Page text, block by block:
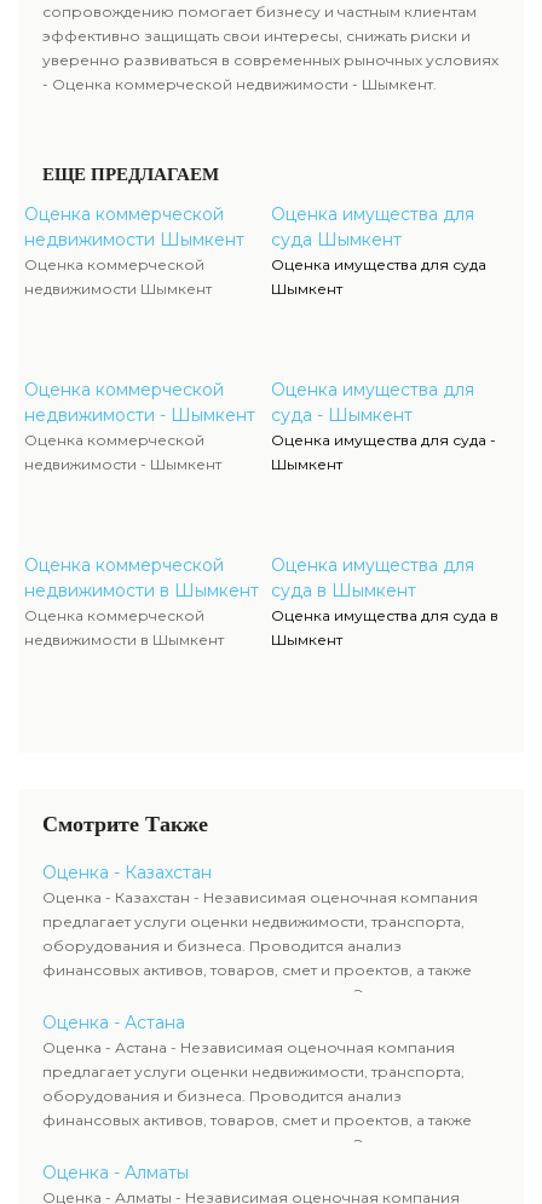
сопровождению помогает бизнесу и частным клиентам
эффективно защищать свои интересы, снижать риски и
уверенно развиваться в современных рыночных условиях
- Оценка коммерческой недвижимости - Шымкент.
ЕЩЕ ПРЕДЛАГАЕМ
Оценка коммерческой
недвижимости Шымкент
Оценка коммерческой
недвижимости Шымкент
Оценка коммерческой
недвижимости - Шымкент
Оценка коммерческой
недвижимости - Шымкент
Оценка коммерческой
недвижимости в Шымкент
Оценка коммерческой
недвижимости в Шымкент
Оценка имущества для
суда Шымкент
Оценка имущества для суда
Шымкент
Оценка имущества для
суда - Шымкент
Оценка имущества для суда -
Шымкент
Оценка имущества для
суда в Шымкент
Оценка имущества для суда в
Шымкент
Смотрите Также
Оценка - Казахстан
Оценка - Казахстан - Независимая оценочная компания
предлагает услуги оценки недвижимости, транспорта,
оборудования и бизнеса. Проводится анализ
финансовых активов, товаров, смет и проектов, а также
оценка животных и недропользования. Эксперты
определяют рыночную стоимость имущества и
рассчитывают ущерб. Все отчеты соответствуют
требованиям законодательства и используются для
сделок, кредитования и судебных процессов.
Оценка - Астана
Оценка - Астана - Независимая оценочная компания
предлагает услуги оценки недвижимости, транспорта,
оборудования и бизнеса. Проводится анализ
финансовых активов, товаров, смет и проектов, а также
оценка животных и недропользования. Эксперты
определяют рыночную стоимость имущества и
рассчитывают ущерб. Все отчеты соответствуют
Оценка - Алматы
Оценка - Алматы - Независимая оценочная компания